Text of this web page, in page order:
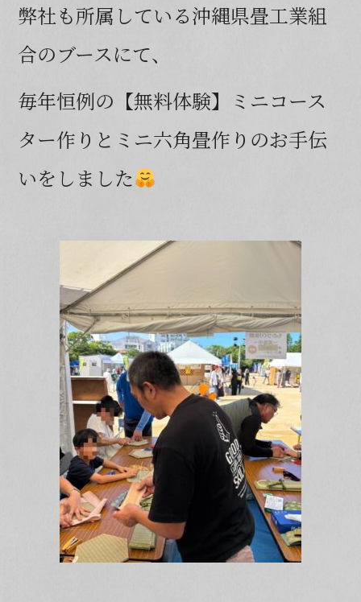
弊社も所属している沖縄県畳工業組
合のブースにて、
毎年恒例の【無料体験】ミニコース
ター作りとミニ六角畳作りのお手伝
いをしました